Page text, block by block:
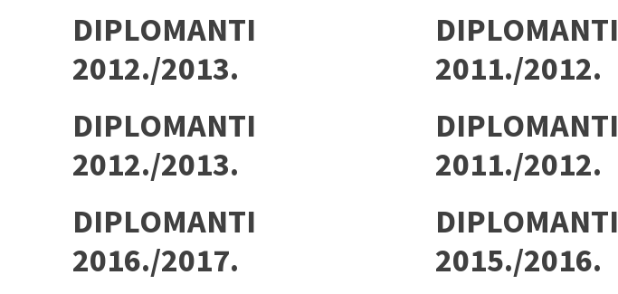
DIPLOMANTI
2012./2013.
DIPLOMANTI
2011./2012.
DIPLOMANTI
2012./2013.
DIPLOMANTI
2011./2012.
DIPLOMANTI
2016./2017.
DIPLOMANTI
2015./2016.